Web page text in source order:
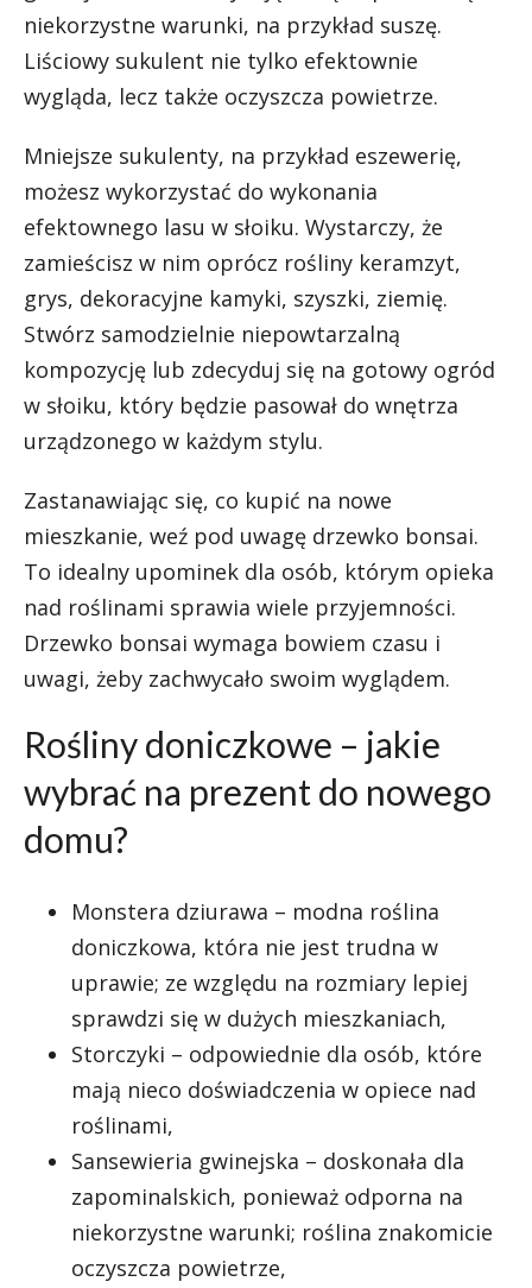
niekorzystne warunki, na przykład suszę.
Liściowy sukulent nie tylko efektownie
wygląda, lecz także oczyszcza powietrze.
Mniejsze sukulenty, na przykład eszewerię,
możesz wykorzystać do wykonania
efektownego lasu w słoiku. Wystarczy, że
zamieścisz w nim oprócz rośliny keramzyt,
grys, dekoracyjne kamyki, szyszki, ziemię.
Stwórz samodzielnie niepowtarzalną
kompozycję lub zdecyduj się na gotowy ogród
w słoiku, który będzie pasował do wnętrza
urządzonego w każdym stylu.
Zastanawiając się, co kupić na nowe
mieszkanie, weź pod uwagę drzewko bonsai.
To idealny upominek dla osób, którym opieka
nad roślinami sprawia wiele przyjemności.
Drzewko bonsai wymaga bowiem czasu i
uwagi, żeby zachwycało swoim wyglądem.
Rośliny doniczkowe – jakie
wybrać na prezent do nowego
domu?
Monstera dziurawa – modna roślina
doniczkowa, która nie jest trudna w
uprawie; ze względu na rozmiary lepiej
sprawdzi się w dużych mieszkaniach,
Storczyki – odpowiednie dla osób, które
mają nieco doświadczenia w opiece nad
roślinami,
Sansewieria gwinejska – doskonała dla
zapominalskich, ponieważ odporna na
niekorzystne warunki; roślina znakomicie
oczyszcza powietrze,